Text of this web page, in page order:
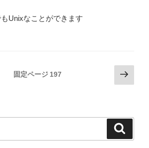
Unixなことができます
固定ページ 197
次
の
ジ